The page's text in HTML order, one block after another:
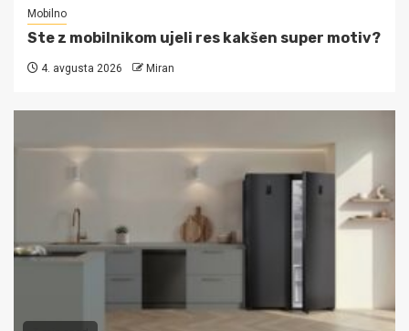
Mobilno
Ste z mobilnikom ujeli res kakšen super motiv?
4. avgusta 2026 Miran